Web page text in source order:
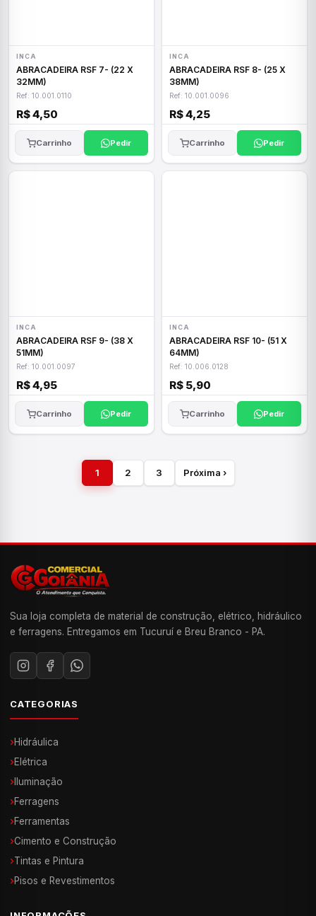
INCA
ABRACADEIRA RSF 7- (22 X
32MM)
Ref: 10.001.0110
R$ 4,50
Carrinho Pedir
INCA
ABRACADEIRA RSF 8- (25 X
38MM)
Ref: 10.001.0096
R$ 4,25
Carrinho Pedir
INCA
ABRACADEIRA RSF 9- (38 X
51MM)
Ref: 10.001.0097
R$ 4,95
Carrinho Pedir
INCA
ABRACADEIRA RSF 10- (51 X
64MM)
Ref: 10.006.0128
R$ 5,90
Carrinho Pedir
1 2 3 Próxima ›
Sua loja completa de material de construção, elétrico, hidráulico
e ferragens. Entregamos em Tucuruí e Breu Branco - PA.
CATEGORIAS
›Hidráulica
›Elétrica
› Iluminação
›Ferragens
›Ferramentas
›Cimento e Construção
›Tintas e Pintura
›Pisos e Revestimentos